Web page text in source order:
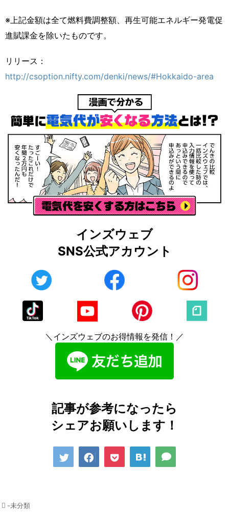
※上記金額は全て燃料費調整額、再生可能エネルギー発電促
進賦課金を除いたものです。
リリース：
http://csoption.nifty.com/denki/news/#Hokkaido-area
インズウェブ
SNS公式アカウント
＼インズウェブのお得情報を発信！／
記事が参考になったら
シェアお願いします！
-未分類